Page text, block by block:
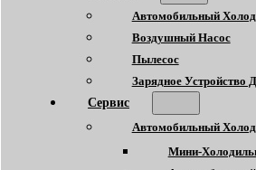
Автомобильный
Воздушный Насос
Пылесос
Зарядное Устройство
Сервис
Автомобильный
Мини-